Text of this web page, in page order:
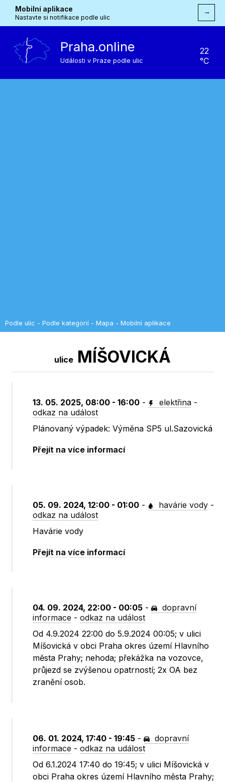
Mobilní aplikace
Nastavte si notifikace podle ulic
→
Praha.online
Události v Praze podle ulic
22
°C
Podle ulic - Podle kategorií - Mapa - Mobilní aplikace
ulice MÍŠOVICKÁ
13. 05. 2025, 08:00 - 16:00 - elektřina -
odkaz na událost
Plánovaný výpadek: Výměna SP5 ul.Sazovická
Přejít na více informací
05. 09. 2024, 12:00 - 01:00 - havárie vody -
odkaz na událost
Havárie vody
Přejít na více informací
04. 09. 2024, 22:00 - 00:05 -
dopravní
informace -odkaz na událost
Od 4.9.2024 22:00 do 5.9.2024 00:05; v ulici
Míšovická v obci Praha okres území Hlavního
města Prahy; nehoda; překážka na vozovce,
průjezd se zvýšenou opatrností; 2x OA bez
zranění osob.
06. 01. 2024, 17:40 - 19:45 -
dopravní
informace -odkaz na událost
Od 6.1.2024 17:40 do 19:45; v ulici Míšovická v
obci Praha okres území Hlavního města Prahy;